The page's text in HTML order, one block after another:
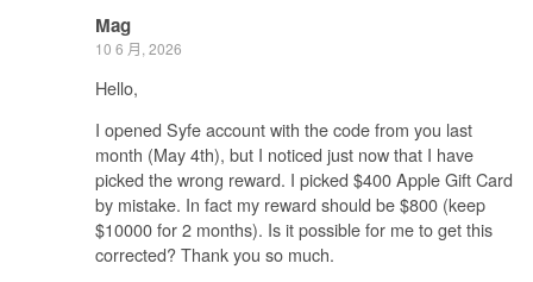
Mag
10 6 月, 2026
Hello,
I opened Syfe account with the code from you last
month (May 4th), but I noticed just now that I have
picked the wrong reward. I picked $400 Apple Gift Card
by mistake. In fact my reward should be $800 (keep
$10000 for 2 months). Is it possible for me to get this
corrected? Thank you so much.